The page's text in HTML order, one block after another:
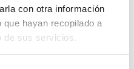
con otra información
hayan recopilado a
de sus servicios.
engrase a alta